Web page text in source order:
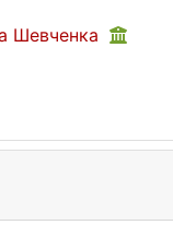
Шевченка